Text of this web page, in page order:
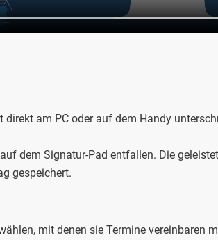
am PC oder auf dem Handy
dem Signatur-Pad entfallen. Die
gespeichert.
mit denen sie Termine vereinbaren